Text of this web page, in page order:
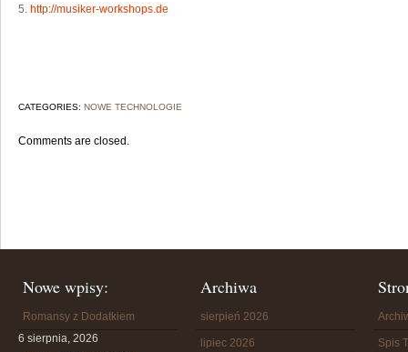
5. http://musiker-workshops.de
CATEGORIES: NOWE TECHNOLOGIE
Comments are closed.
Nowe wpisy:
Romansy z Dodatkiem
6 sierpnia, 2026
Archiwa
sierpień 2026
lipiec 2026 Spis